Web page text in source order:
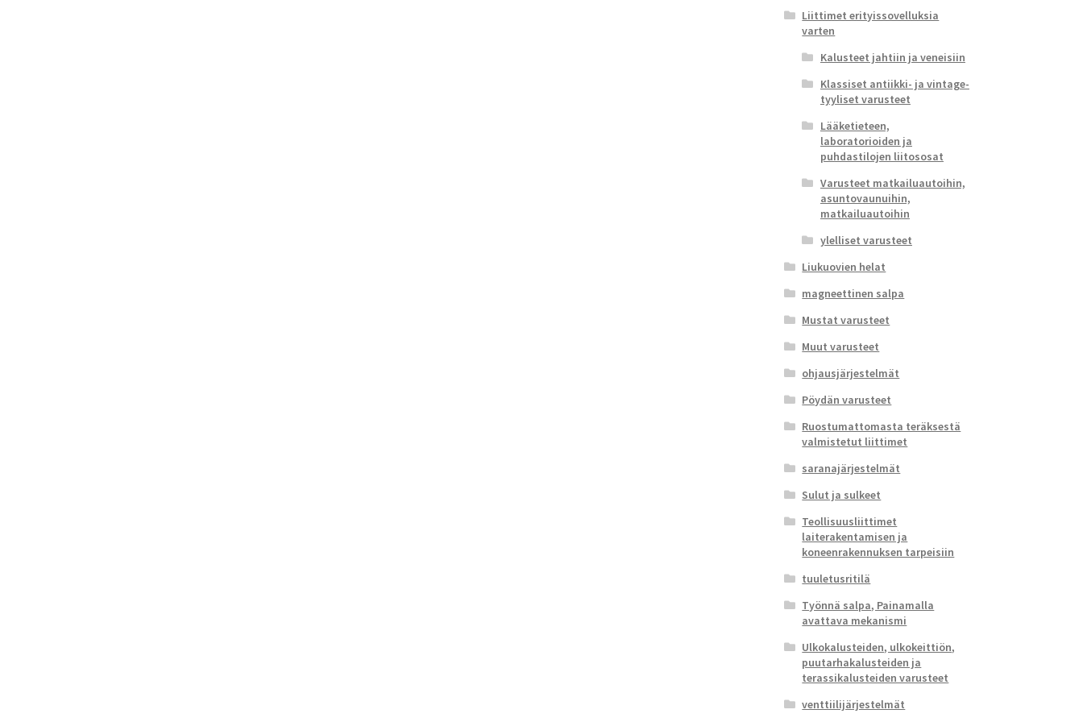
Liittimet erityissovelluksia
varten
Kalusteet jahtiin ja veneisiin
Klassiset antiikki- ja vintage-
tyyliset varusteet
Lääketieteen,
laboratorioiden ja
puhdastilojen liitososat
Varusteet matkailuautoihin,
asuntovaunuihin,
matkailuautoihin
ylelliset varusteet
Liukuovien helat
magneettinen salpa
Mustat varusteet
Muut varusteet
ohjausjärjestelmät
Pöydän varusteet
Ruostumattomasta teräksestä
valmistetut liittimet
saranajärjestelmät
Sulut ja sulkeet
Teollisuusliittimet
laiterakentamisen ja
koneenrakennuksen tarpeisiin
tuuletusritilä
Työnnä salpa, Painamalla
avattava mekanismi
Ulkokalusteiden, ulkokeittiön,
puutarhakalusteiden ja
terassikalusteiden varusteet
venttiilijärjestelmät